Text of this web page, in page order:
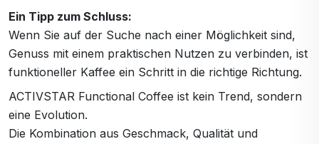
Ein Tipp zum Schluss:
Wenn Sie auf der Suche nach einer Möglichkeit sind,
Genuss mit einem praktischen Nutzen zu verbinden, ist
funktioneller Kaffee ein Schritt in die richtige Richtung.
ACTIVSTAR Functional Coffee ist kein Trend, sondern
eine Evolution.
Die Kombination aus Geschmack, Qualität und